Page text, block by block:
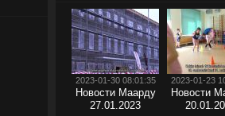
2023-01-30 08:01:35
Новости Маарду
27.01.2023
2023-01-23
Новости